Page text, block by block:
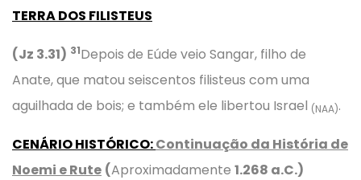
TERRA DOS FILISTEUS
(Jz 3.31) 31Depois de Eúde veio Sangar, filho de
Anate, que matou seiscentos filisteus com uma
aguilhada de bois; e também ele libertou Israel (NAA).
CENÁRIO HISTÓRICO:Continuação da História de
Noemi e Rute (Aproximadamente 1.268 a.C.)